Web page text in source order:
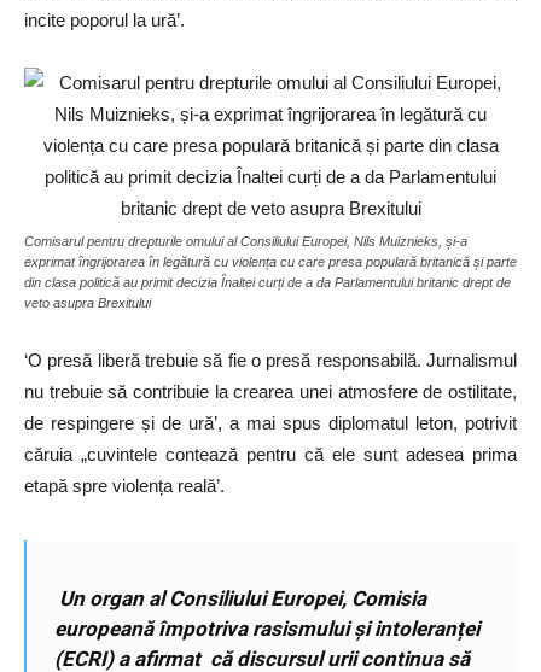
incite poporul la ură’.
Comisarul pentru drepturile omului al Consiliului Europei, Nils Muiznieks, și-a
exprimat îngrijorarea în legătură cu violența cu care presa populară britanică și parte
din clasa politică au primit decizia Înaltei curți de a da Parlamentului britanic drept de
veto asupra Brexitului
‘O presă liberă trebuie să fie o presă responsabilă. Jurnalismul
nu trebuie să contribuie la crearea unei atmosfere de ostilitate,
de respingere și de ură’, a mai spus diplomatul leton, potrivit
căruia „cuvintele contează pentru că ele sunt adesea prima
etapă spre violența reală’.
Un organ al Consiliului Europei, Comisia
europeană împotriva rasismului și intoleranței
(ECRI) a afirmat că discursul urii continua să